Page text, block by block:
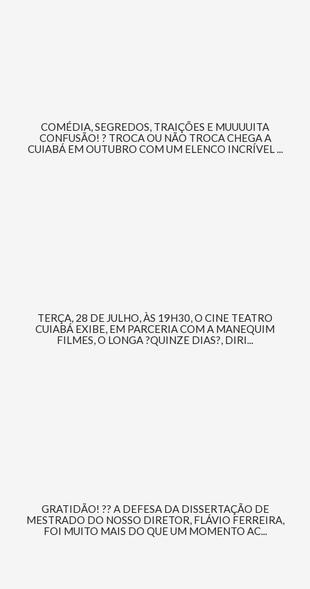
COMÉDIA, SEGREDOS, TRAIÇÕES E MUUUUITA
CONFUSÃO! ? TROCA OU NÃO TROCA CHEGA A
CUIABÁ EM OUTUBRO COM UM ELENCO INCRÍVEL ...
TERÇA, 28 DE JULHO, ÀS 19H30, O CINE TEATRO
CUIABÁ EXIBE, EM PARCERIA COM A MANEQUIM
FILMES, O LONGA ?QUINZE DIAS?, DIRI...
GRATIDÃO! ?? A DEFESA DA DISSERTAÇÃO DE
MESTRADO DO NOSSO DIRETOR, FLÁVIO FERREIRA,
FOI MUITO MAIS DO QUE UM MOMENTO AC...